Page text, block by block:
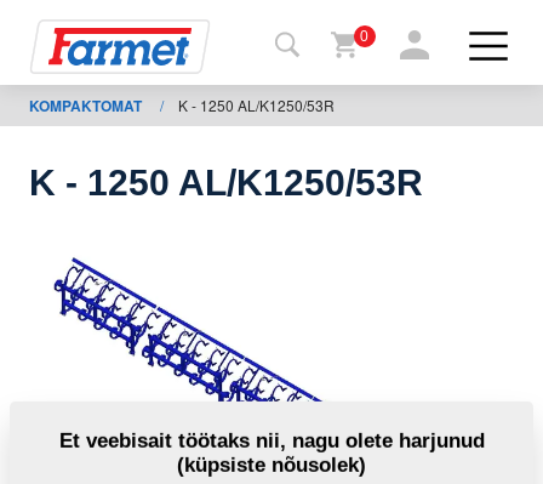
Farmeti
Minu
masinad
Allalaadimiseks
0
KOMPAKTOMAT / K - 1250 AL/K1250/53R
K - 1250 AL/K1250/53R
Et veebisait töötaks nii, nagu olete harjunud
(küpsiste nõusolek)